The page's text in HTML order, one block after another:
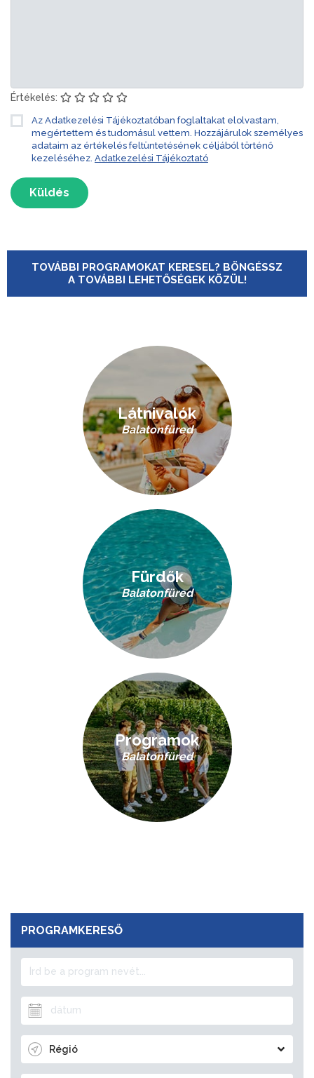
Értékelés:
Az Adatkezelési Tájékoztatóban foglaltakat elolvastam,
megértettem és tudomásul vettem. Hozzájárulok személyes
adataim az értékelés feltüntetésének céljából történő
kezeléséhez. Adatkezelési Tájékoztató
Küldés
TOVÁBBI PROGRAMOKAT KERESEL? BÖNGÉSSZ
A TOVÁBBI LEHETŐSÉGEK KÖZÜL!
Látnivalók
Balatonfüred
Fürdők
Balatonfüred
Programok
Balatonfüred
PROGRAMKERESŐ
Régió